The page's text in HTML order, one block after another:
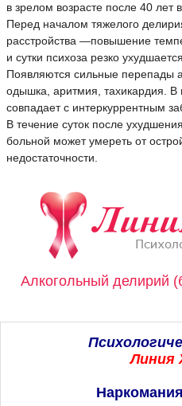
в зрелом возрасте после 40 лет
Перед началом тяжелого
расстройства —повышение
и сутки психоза резко
Появляются сильные перепады
одышка, аритмия, тахикардия. В
совпадает с интеркуррентным
В течение суток после
больной может умереть от
недостаточности.
Алкогольный делирий
Линия